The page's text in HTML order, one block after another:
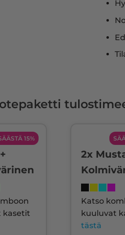
15%
kasetit
2x
Katso
kuuluvat
tästä